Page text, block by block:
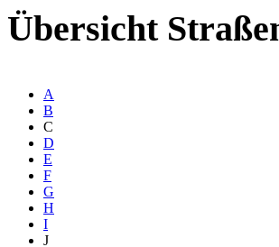
Übersicht
A
B
C
D
E
F
G
H
I
J